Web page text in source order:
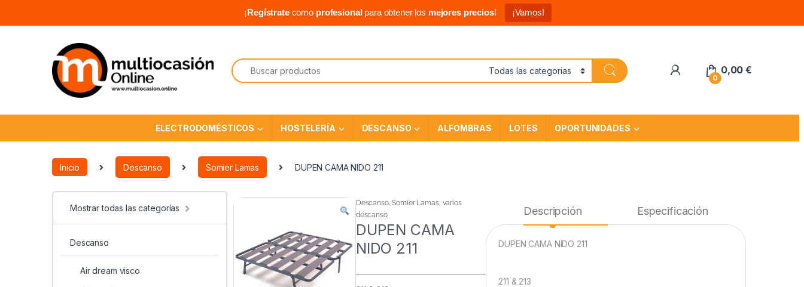
¡Regístratecomo profesionalpara obtener los mejores precios! ¡Vamos!
0
0,00€
ELECTRODOMÉSTICOS HOSTELERÍA DESCANSO ALFOMBRAS LOTES OPORTUNIDADES
Inicio Descanso Somier Lamas DUPEN CAMA NIDO 211
Mostrar todas las categorías
Descanso
Air dream visco
Descanso,Somier Lamas, varios
descanso
DUPEN CAMA
NIDO 211
Descripción Especificación
DUPEN CAMA NIDO 211
211 & 213